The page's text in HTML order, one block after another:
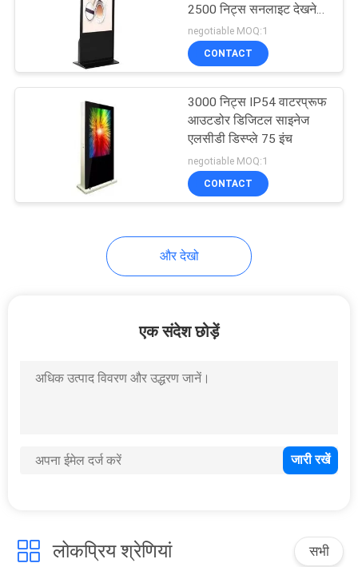
बीहड़ एलसीडी मॉनिटर
संकीर्ण बेजल एलसीडी
मॉड्यूल
2500 निट्स सनलाइट देखने
योग्य
negotiable MOQ:1
CONTACT
3000 निट्स IP54 वाटरप्रूफ
आउटडोर डिजिटल साइनेज
एलसीडी डिस्प्ले 75 इंच
negotiable MOQ:1
CONTACT
और देखो
एक संदेश छोड़ें
लोकप्रिय श्रेणियां सभी